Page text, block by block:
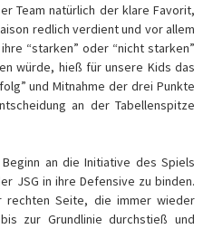
Team natürlich der klare Favorit,
redlich verdient und vor allem
“starken” oder “nicht starken”
würde, hieß für unsere Kids das
und Mitnahme der drei Punkte
an der Tabellenspitze
an die Initiative des Spiels
JSG in ihre Defensive zu binden.
rechten Seite, die immer wieder
zur Grundlinie durchstieß und